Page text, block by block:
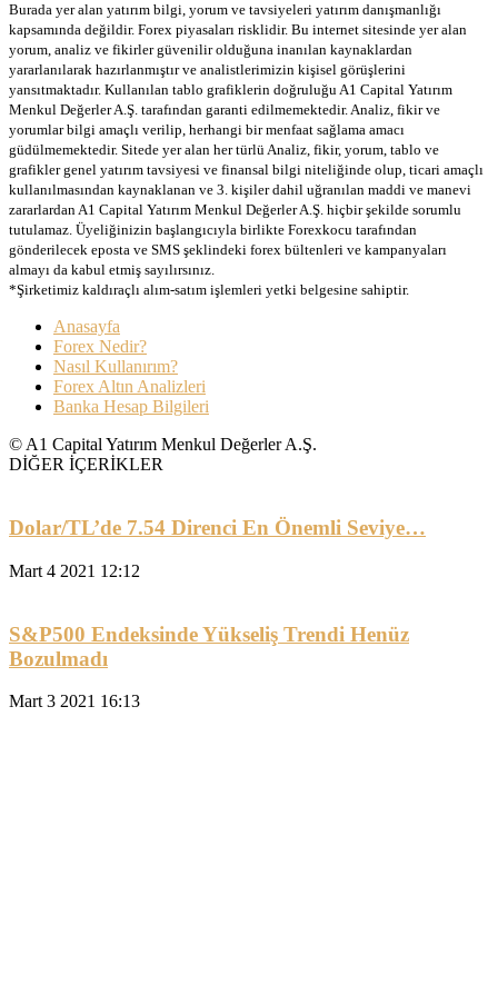
Burada yer alan yatırım bilgi, yorum ve tavsiyeleri yatırım danışmanlığı
kapsamında değildir. Forex piyasaları risklidir. Bu internet sitesinde yer alan
yorum, analiz ve fikirler güvenilir olduğuna inanılan kaynaklardan
yararlanılarak hazırlanmıştır ve analistlerimizin kişisel görüşlerini
yansıtmaktadır. Kullanılan tablo grafiklerin doğruluğu A1 Capital Yatırım
Menkul Değerler A.Ş. tarafından garanti edilmemektedir. Analiz, fikir ve
yorumlar bilgi amaçlı verilip, herhangi bir menfaat sağlama amacı
güdülmemektedir. Sitede yer alan her türlü Analiz, fikir, yorum, tablo ve
grafikler genel yatırım tavsiyesi ve finansal bilgi niteliğinde olup, ticari amaçlı
kullanılmasından kaynaklanan ve 3. kişiler dahil uğranılan maddi ve manevi
zararlardan A1 Capital Yatırım Menkul Değerler A.Ş. hiçbir şekilde sorumlu
tutulamaz. Üyeliğinizin başlangıcıyla birlikte Forexkocu tarafından
gönderilecek eposta ve SMS şeklindeki forex bültenleri ve kampanyaları
almayı da kabul etmiş sayılırsınız.
*Şirketimiz kaldıraçlı alım-satım işlemleri yetki belgesine sahiptir.
Anasayfa
Forex Nedir?
Nasıl Kullanırım?
Forex Altın Analizleri
Banka Hesap Bilgileri
© A1 Capital Yatırım Menkul Değerler A.Ş.
DİĞER İÇERİKLER
Dolar/TL’de 7.54 Direnci En Önemli Seviye…
Mart 4 2021 12:12
S&P500 Endeksinde Yükseliş Trendi Henüz
Bozulmadı
Mart 3 2021 16:13